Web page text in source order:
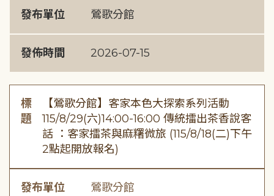
發布單位 鶯歌分館
發佈時間 2026-07-15
標
題
【鶯歌分館】客家本色大探索系列活動
115/8/29(六)14:00-16:00 傳統擂出茶香說客
話 ：客家擂茶與麻糬微旅 (115/8/18(二)下午
2點起開放報名)
發布單位 鶯歌分館